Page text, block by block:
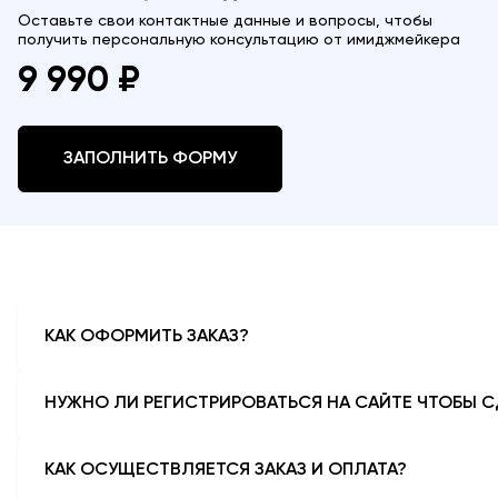
Оставьте свои контактные данные и вопросы, чтобы
получить персональную консультацию от имиджмейкера
9 990 ₽
ЗАПОЛНИТЬ ФОРМУ
КАК ОФОРМИТЬ ЗАКАЗ?
1. Выберите категорию или бренд в меню навигации или
3. Войдите в свой аккаунт или введите электронный адрес,
НУЖНО ЛИ РЕГИСТРИРОВАТЬСЯ НА САЙТЕ ЧТОБЫ
КАК ОСУЩЕСТВЛЯЕТСЯ ЗАКАЗ И ОПЛАТА?